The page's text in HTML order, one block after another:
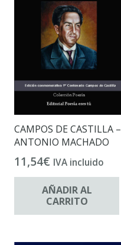
CAMPOS DE CASTILLA –
ANTONIO MACHADO
11,54€ IVA incluido
AÑADIR AL
CARRITO